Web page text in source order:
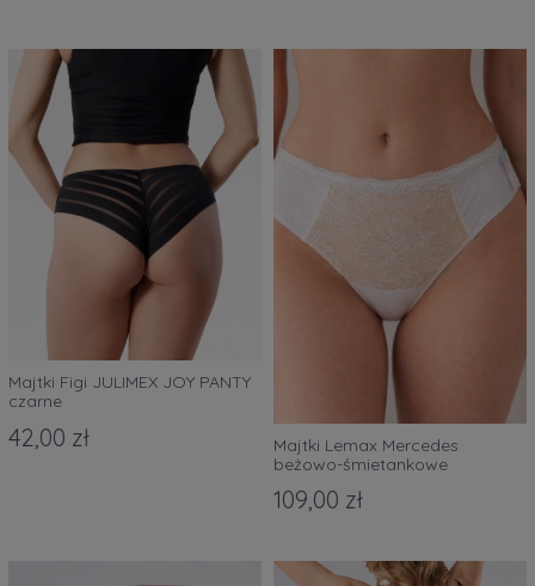
Majtki Figi JULIMEX JOY PANTY
czarne
42,00 zł
Majtki Lemax Mercedes
beżowo-śmietankowe
109,00 zł